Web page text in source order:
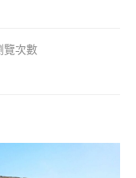
覽次數